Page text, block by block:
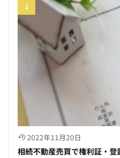
2022年11月20日
相続不動産売買で権利証・